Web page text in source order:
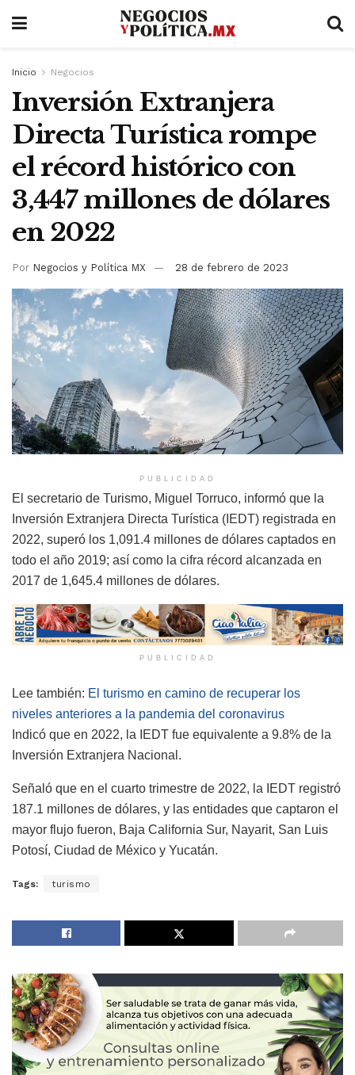
Inicio Negocios
Inversión Extranjera
Directa Turística rompe
el récord histórico con
3,447 millones de dólares
en 2022
Por Negocios y Política MX 28 de febrero de 2023
PUBLICIDAD
El secretario de Turismo, Miguel Torruco, informó que la
Inversión Extranjera Directa Turística (IEDT) registrada en
2022, superó los 1,091.4 millones de dólares captados en
todo el año 2019; así como la cifra récord alcanzada en
2017 de 1,645.4 millones de dólares.
PUBLICIDAD
Lee también: El turismo en camino de recuperar los
niveles anteriores a la pandemia del coronavirus
Indicó que en 2022, la IEDT fue equivalente a 9.8% de la
Inversión Extranjera Nacional.
Señaló que en el cuarto trimestre de 2022, la IEDT registró
187.1 millones de dólares, y las entidades que captaron el
mayor flujo fueron, Baja California Sur, Nayarit, San Luis
Potosí, Ciudad de México y Yucatán.
Tags: turismo